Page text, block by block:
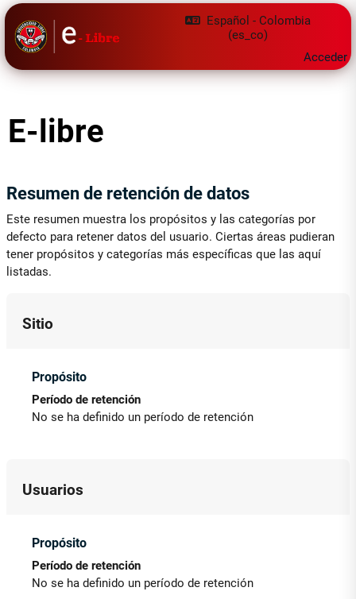
Saltar al contenido principal
Español - Colombia
‎(es_co)‎
Acceder
E-libre
Resumen de retención de datos
Este resumen muestra los propósitos y las categorías por
defecto para retener datos del usuario. Ciertas áreas pudieran
tener propósitos y categorías más específicas que las aquí
listadas.
Sitio
Propósito
Período de retención
No se ha definido un período de retención
Usuarios
Propósito
Período de retención
No se ha definido un período de retención